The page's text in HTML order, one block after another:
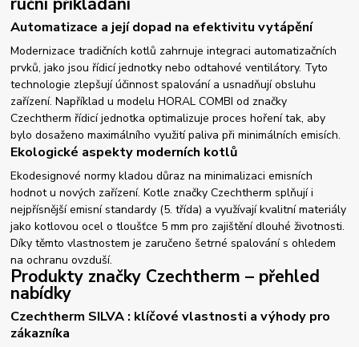
Automatizace a její dopad na efektivitu vytápění
Modernizace tradičních kotlů zahrnuje integraci automatizačních
prvků, jako jsou řídicí jednotky nebo odtahové ventilátory. Tyto
technologie zlepšují účinnost spalování a usnadňují obsluhu
zařízení. Například u modelu HORAL COMBI od značky
Czechtherm řídicí jednotka optimalizuje proces hoření tak, aby
bylo dosaženo maximálního využití paliva při minimálních emisích.
Ekologické aspekty moderních kotlů
Ekodesignové normy kladou důraz na minimalizaci emisních
hodnot u nových zařízení. Kotle značky Czechtherm splňují i
nejpřísnější emisní standardy (5. třída) a využívají kvalitní materiály
jako kotlovou ocel o tloušťce 5 mm pro zajištění dlouhé životnosti.
Díky těmto vlastnostem je zaručeno šetrné spalování s ohledem
na ochranu ovzduší.
Produkty značky Czechtherm – přehled
nabídky
Czechtherm SILVA : klíčové vlastnosti a výhody pro
zákazníka